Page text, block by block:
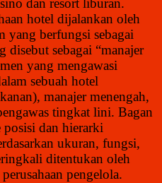
dan resort liburan.
hotel dijalankan oleh
yang berfungsi sebagai
disebut sebagai “manajer
yang mengawasi
sebuah hotel
manajer menengah,
tingkat lini. Bagan
posisi dan hierarki
ukuran, fungsi,
ditentukan oleh
pengelola.